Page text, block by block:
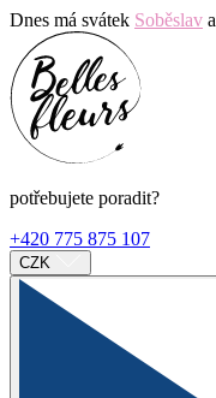
Dnes má svátek Soběslav a
potřebujete poradit?
+420 775 875 107
CZK